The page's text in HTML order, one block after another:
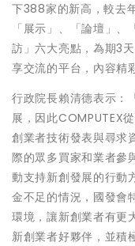
下388家的新高，較去
「展示」、「論壇」
訪」六大亮點，為期3
享交流的平台，內容精
行政院長賴清德表示：
展，因此COMPUTEX
創業者技術發表與尋求
際的眾多買家和業者參
動支持新創發展的行動
金不足的情況，國發會
環境，讓新創業者有更
新創業者好夥伴，並積